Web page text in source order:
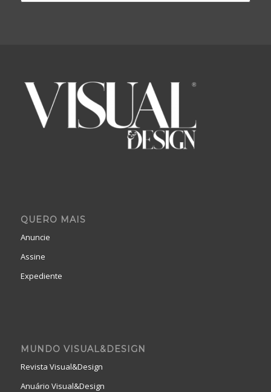
QUERO MAIS
Anuncie
Assine
Expediente
MUNDO VISUAL&DESIGN
Revista Visual&Design
Anuário Visual&Design